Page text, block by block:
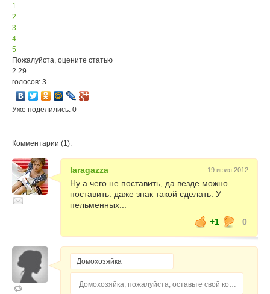
1
2
3
4
5
Пожалуйста, оцените статью
2.29
голосов: 3
Уже поделились: 0
Комментарии (1):
laragazza 19 июля 2012
Ну а чего не поставить, да везде можно
поставить. даже знак такой сделать. У
пельменных...
+1
0
Домохозяйка, пожалуйста, оставьте свой комментарий...